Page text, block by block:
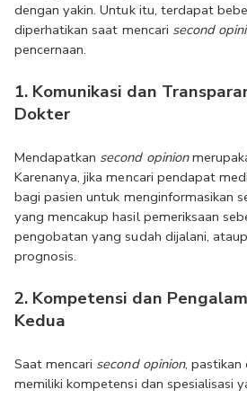
dengan yakin. Untuk itu, terdapat
diperhatikan saat mencari second
pencernaan.
1. Komunikasi dan
Dokter
Mendapatkan second opinion
Karenanya, jika mencari pendapat
bagi pasien untuk menginformasikan
yang mencakup hasil pemeriksaan
pengobatan yang sudah dijalani,
prognosis.
2. Kompetensi dan
Kedua
Saat mencari second opinion,
memiliki kompetensi dan spesialisasi